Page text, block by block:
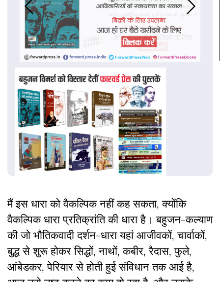
मैं इस धारा को वैकल्पिक नहीं कह सकता, क्योंकि
वैकल्पिक धारा प्रतिक्रांति की धारा है। बहुजन-कल्याण
की जो भौतिकवादी दर्शन-धारा यहां आजीवकों, चार्वाकों,
बुद्ध से शुरू होकर सिद्धों, नाथों, कबीर, रैदास, फुले,
आंबेडकर, पेरियार से होती हुई संविधान तक आई है,